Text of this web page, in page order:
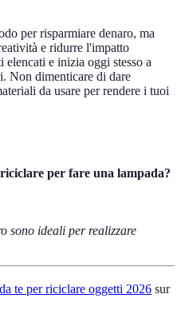
per risparmiare denaro, ma
e ridurre l'impatto
e inizia oggi stesso a
Non dimenticare di dare
da usare per rendere i tuoi
per fare una lampada?
sono ideali per realizzare
te per riciclare oggetti 2026 sur